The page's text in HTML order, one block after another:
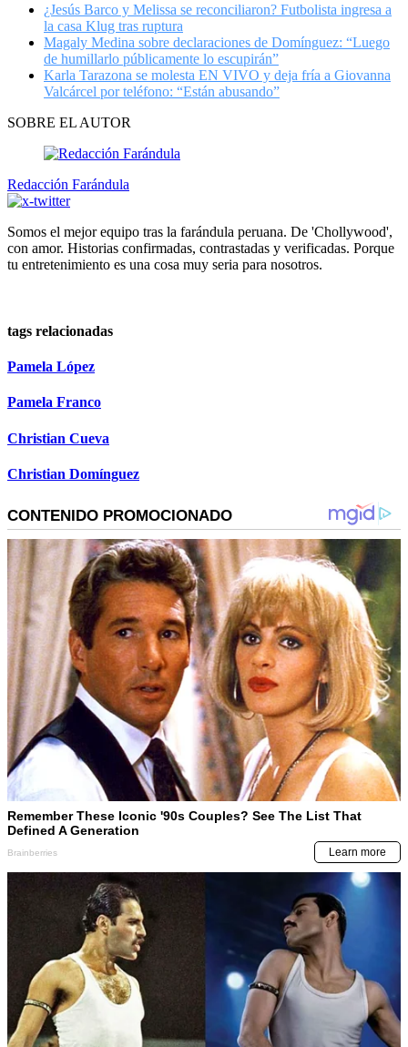
¿Jesús Barco y Melissa se reconciliaron? Futbolista ingresa a
la casa Klug tras ruptura
Magaly Medina sobre declaraciones de Domínguez: “Luego
de humillarlo públicamente lo escupirán”
Karla Tarazona se molesta EN VIVO y deja fría a Giovanna
Valcárcel por teléfono: “Están abusando”
SOBRE EL AUTOR
Redacción Farándula
Somos el mejor equipo tras la farándula peruana. De 'Chollywood',
con amor. Historias confirmadas, contrastadas y verificadas. Porque
tu entretenimiento es una cosa muy seria para nosotros.
tags relacionadas
Pamela López
Pamela Franco
Christian Cueva
Christian Domínguez